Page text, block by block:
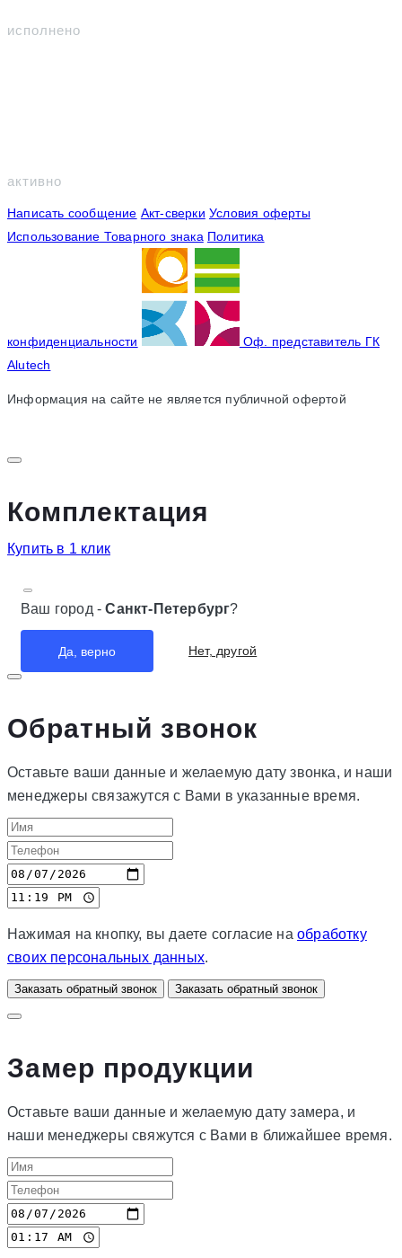
исполнено
активно
Написать сообщение Акт-сверки Условия оферты
Использование Товарного знака Политика
конфиденциальности
Оф. представитель ГК
Alutech
Информация на сайте не является публичной офертой
Комплектация
Купить в 1 клик
Ваш город -Санкт-Петербург?
Да, верно Нет, другой
Обратный звонок
Оставьте ваши данные и желаемую дату звонка, и наши
менеджеры связажутся с Вами в указанные время.
Нажимая на кнопку, вы даете согласие наобработку
своих персональных данных.
Заказать обратный звонок Заказать обратный звонок
Замер продукции
Оставьте ваши данные и желаемую дату замера, и
наши менеджеры свяжутся с Вами в ближайшее время.